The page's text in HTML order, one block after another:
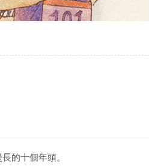
的十個年頭。